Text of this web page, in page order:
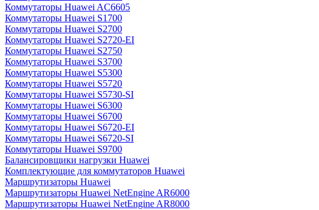
Коммутаторы Huawei AC6605
Коммутаторы Huawei S1700
Коммутаторы Huawei S2700
Коммутаторы Huawei S2720-EI
Коммутаторы Huawei S2750
Коммутаторы Huawei S3700
Коммутаторы Huawei S5300
Коммутаторы Huawei S5720
Коммутаторы Huawei S5730-SI
Коммутаторы Huawei S6300
Коммутаторы Huawei S6700
Коммутаторы Huawei S6720-EI
Коммутаторы Huawei S6720-SI
Коммутаторы Huawei S9700
Балансировщики нагрузки Huawei
Комплектующие для коммутаторов Huawei
Маршрутизаторы Huawei
Маршрутизаторы Huawei NetEngine AR6000
Маршрутизаторы Huawei NetEngine AR8000